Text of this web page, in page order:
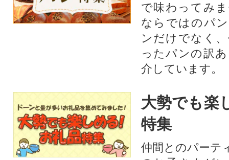
で味わってみ
ならではのパ
ンだけでなく
ったパンの訳
介しています。
大勢でも楽
特集
仲間とのパーテ